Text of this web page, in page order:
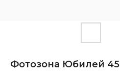
Фотозона Юбилей 45